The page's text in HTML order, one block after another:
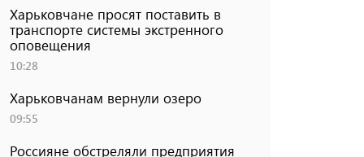
Харьковчане просят поставить в
транспорте системы экстренного
оповещения
10:28
Харьковчанам вернули озеро
09:55
Россияне обстреляли предприятия